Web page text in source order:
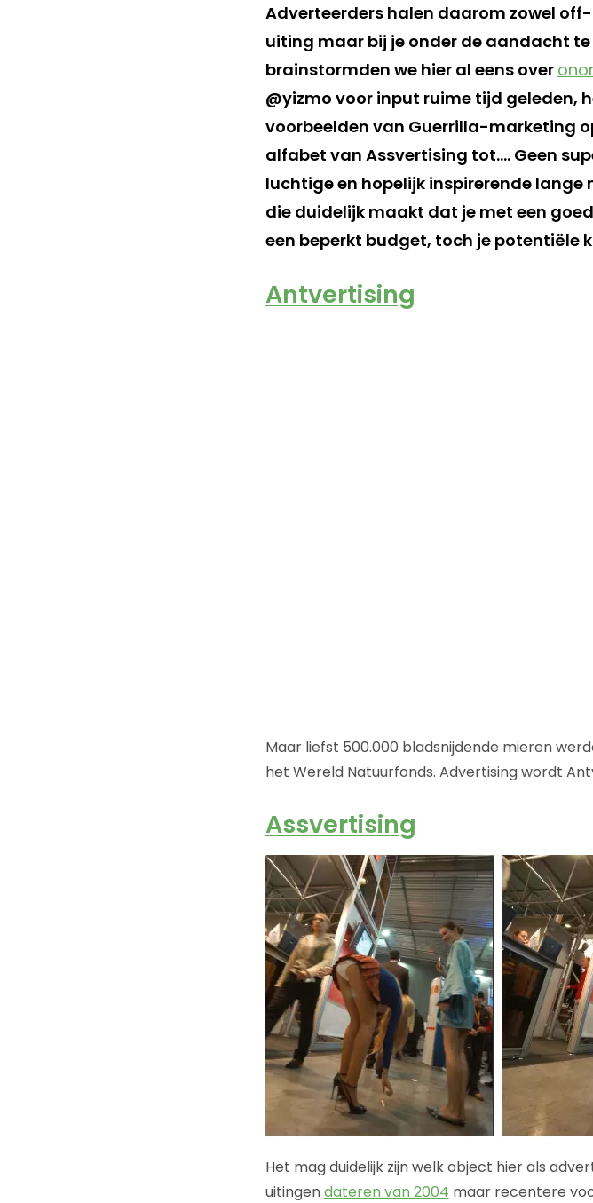
Adverteerders halen daarom zowel
uiting maar bij je onder de aandacht
brainstormden we hier al eens over
@yizmo voor input ruime tijd geleden,
voorbeelden van Guerrilla-marketing
alfabet van Assvertising tot…. Geen
luchtige en hopelijk inspirerende
die duidelijk maakt dat je met een
een beperkt budget, toch je potentiële
Antvertising
Maar liefst 500.000 bladsnijdende mieren
het Wereld Natuurfonds. Advertising wordt
Assvertising
Het mag duidelijk zijn welk object hier als
uitingendateren van 2004 maar recentere